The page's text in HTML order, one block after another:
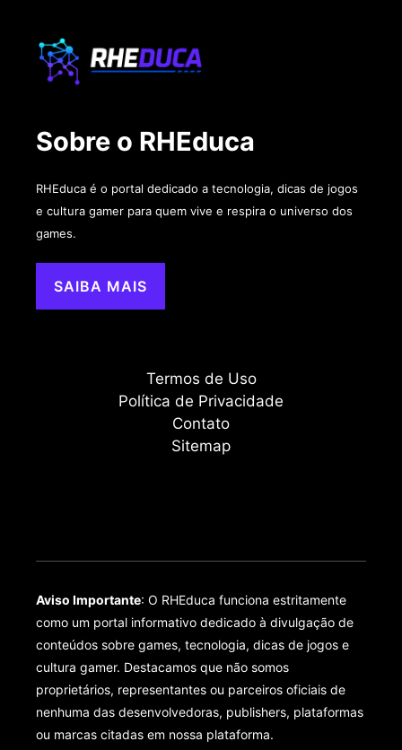
Sobre o RHEduca
RHEduca é o portal dedicado a tecnologia, dicas de jogos
e cultura gamer para quem vive e respira o universo dos
games.
SAIBA MAIS
Termos de Uso
Política de Privacidade
Contato
Sitemap
Aviso Importante: O RHEduca funciona estritamente
como um portal informativo dedicado à divulgação de
conteúdos sobre games, tecnologia, dicas de jogos e
cultura gamer. Destacamos que não somos
proprietários, representantes ou parceiros oficiais de
nenhuma das desenvolvedoras, publishers, plataformas
ou marcas citadas em nossa plataforma.